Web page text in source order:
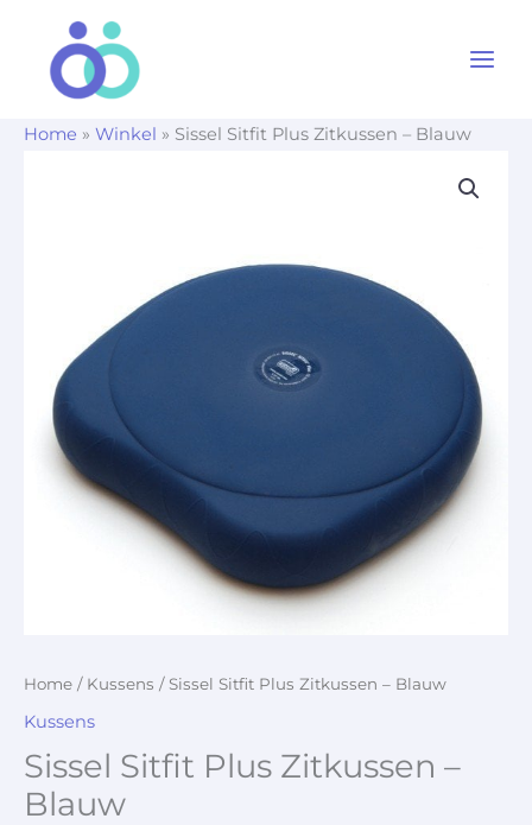
Home » Winkel » Sissel Sitfit Plus Zitkussen – Blauw
Home / Kussens / Sissel Sitfit Plus Zitkussen – Blauw
Kussens
Sissel Sitfit Plus Zitkussen –
Blauw